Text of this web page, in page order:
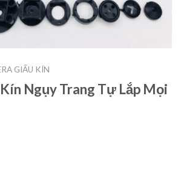
GIẤU KÍN
Ngụy Trang Tự Lắp Mọi